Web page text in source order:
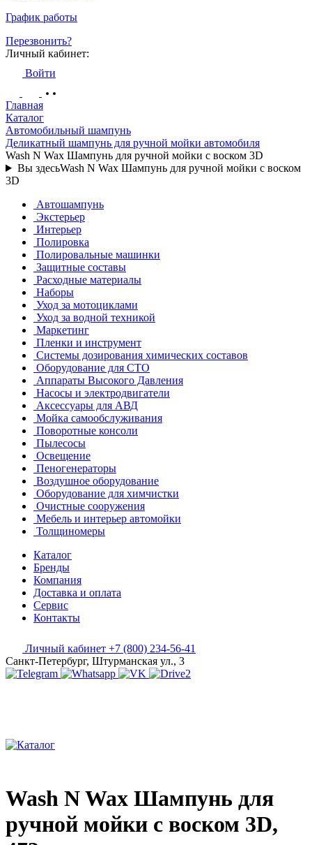
График работы
Перезвонить?
Личный кабинет:
Войти
Главная
Каталог
Автомобильный шампунь
Деликатный шампунь для ручной мойки автомобиля
Wash N Wax Шампунь для ручной мойки с воском 3D
Вы здесьWash N Wax Шампунь для ручной мойки с воском
3D
Автошампунь
Экстерьер
Интерьер
Полировка
Полировальные машинки
Защитные составы
Расходные материалы
Наборы
Уход за мотоциклами
Уход за водной техникой
Маркетинг
Пленки и инструмент
Системы дозирования химических составов
Оборудование для СТО
Аппараты Высокого Давления
Насосы и электродвигатели
Аксессуары для АВД
Мойка самообслуживания
Поворотные консоли
Пылесосы
Освещение
Пеногенераторы
Воздушное оборудование
Оборудование для химчистки
Очистные сооружения
Мебель и интерьер автомойки
Толщиномеры
Каталог
Бренды
Компания
Доставка и оплата
Сервис
Контакты
Личный кабинет +7 (800) 234-56-41
Санкт-Петербург, Штурманская ул., 3
Wash N Wax Шампунь для
ручной мойки с воском 3D,